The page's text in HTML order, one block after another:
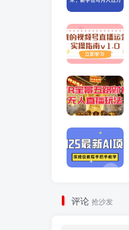
评论 抢沙发